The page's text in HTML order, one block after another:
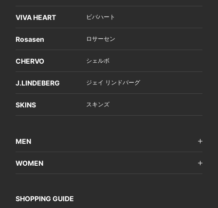
VIVA HEART ビバハート
Rosasen ロサーセン
CHERVO シェルボ
J.LINDEBERG ジェイ リンドバーグ
SKINS スキンズ
MEN
WOMEN
SHOPPING GUIDE